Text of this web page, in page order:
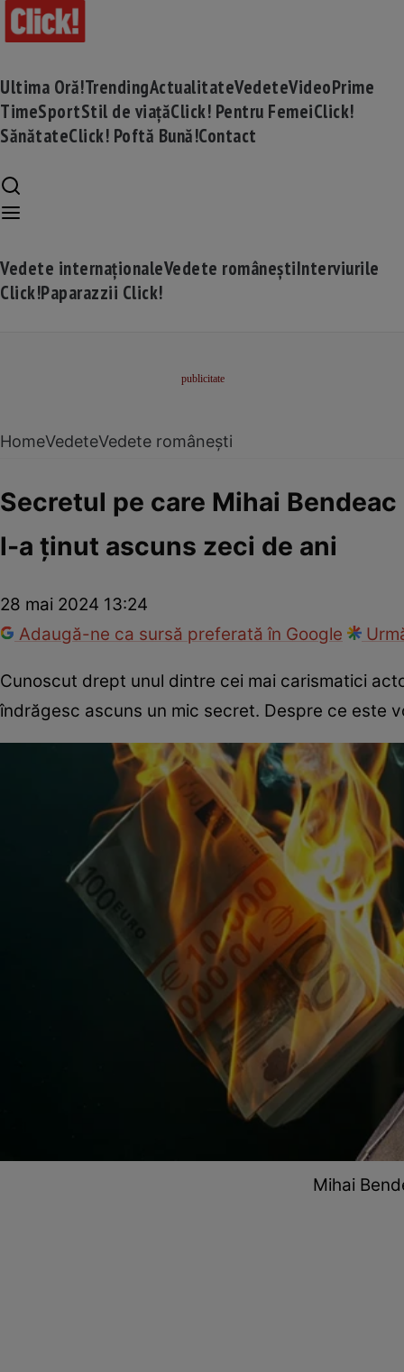
Ultima Oră!TrendingActualitateVedeteVideoPrime
TimeSportStil de viațăClick! Pentru FemeiClick!
SănătateClick! Poftă Bună!Contact
Vedete internaționaleVedete româneștiInterviurile
Click!Paparazzii Click!
HomeVedeteVedete românești
Secretul pe care Mihai
l-a ținut ascuns zeci de ani
28 mai 2024 13:24
Adaugă-ne ca sursă preferată în Google
Cunoscut drept unul dintre cei mai carismatici
îndrăgesc ascuns un mic secret. Despre ce este
Mihai